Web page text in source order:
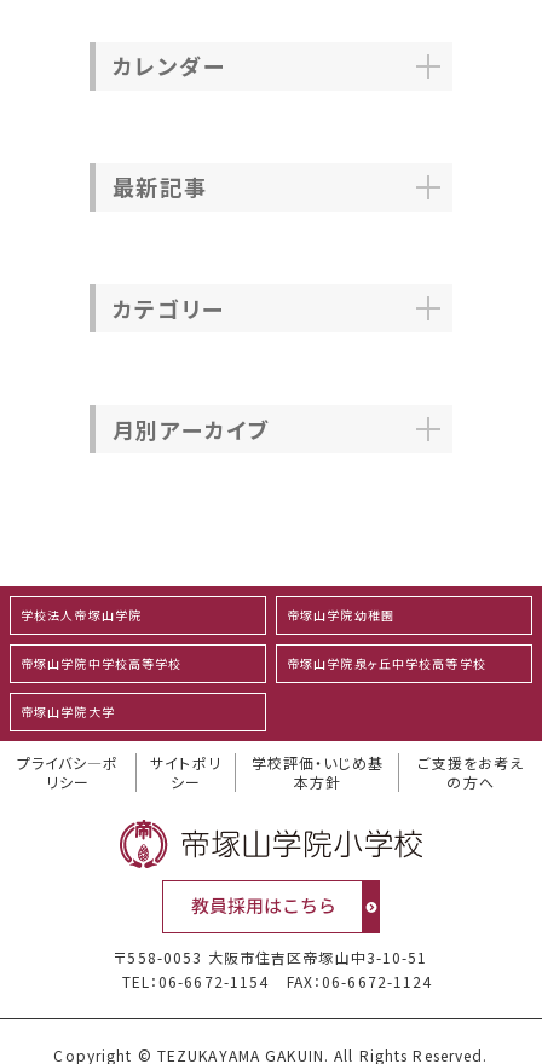
カレンダー
最新記事
カテゴリー
月別アーカイブ
学校法人帝塚山学院 帝塚山学院幼稚園
帝塚山学院中学校高等学校 帝塚山学院泉ヶ丘中学校高等学校
帝塚山学院大学
プライバシ―ポ
リシー
サイトポリ
シー
学校評価・いじめ基
本方針
ご支援をお考え
の方へ
〒558-0053 大阪市住吉区帝塚山中3-10-51
TEL：06-6672-1154
FAX：06-6672-1124
Copyright © TEZUKAYAMA GAKUIN. All Rights Reserved.